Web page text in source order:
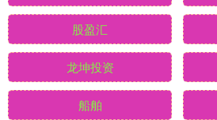
股盈汇
龙坤投资
船舶